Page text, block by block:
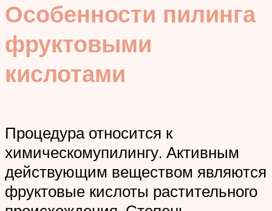
Особенности пилинга
фруктовыми
кислотами
Процедура относится к
химическомупилингу. Активным
действующим веществом являются
фруктовые кислоты растительного